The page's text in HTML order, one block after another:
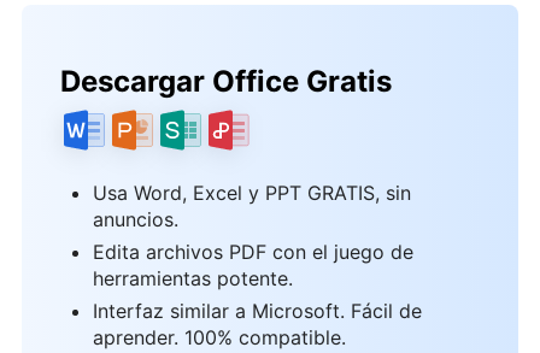
Descargar Office Gratis
Usa Word, Excel y PPT GRATIS, sin
anuncios.
Edita archivos PDF con el juego de
herramientas potente.
Interfaz similar a Microsoft. Fácil de
aprender. 100% compatible.